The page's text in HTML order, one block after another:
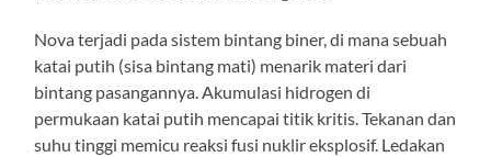
Nova terjadi pada sistem bintang biner, di mana sebuah
katai putih (sisa bintang mati) menarik materi dari
bintang pasangannya. Akumulasi hidrogen di
permukaan katai putih mencapai titik kritis. Tekanan dan
suhu tinggi memicu reaksi fusi nuklir eksplosif. Ledakan